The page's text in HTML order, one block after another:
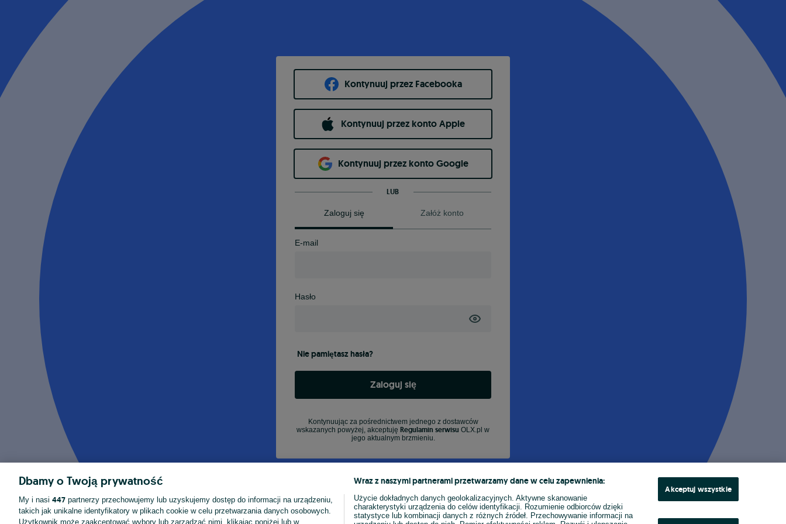
Kontynuuj przez Facebooka
Kontynuuj przez konto Apple
Kontynuuj przez konto Google
LUB
Zaloguj się Załóż konto
E-mail
Hasło
Nie pamiętasz hasła?
Zaloguj się
Kontynuując za pośrednictwem jednego z dostawców
wskazanych powyżej, akceptuję Regulamin serwisu OLX.pl w
jego aktualnym brzmieniu.
Dbamy o Twoją prywatność
My i nasi 447 partnerzy przechowujemy lub uzyskujemy dostęp do informacji na urządzeniu,
takich jak unikalne identyfikatory w plikach cookie w celu przetwarzania danych osobowych.
Użytkownik może zaakceptować wybory lub zarządzać nimi, klikając poniżej lub w
Wraz z naszymi partnerami przetwarzamy dane w celu zapewnienia:
Użycie dokładnych danych geolokalizacyjnych. Aktywne skanowanie
charakterystyki urządzenia do celów identyfikacji. Rozumienie odbiorców dzięki
statystyce lub kombinacji danych z różnych źródeł. Przechowywanie informacji na
Akceptuj wszystkie